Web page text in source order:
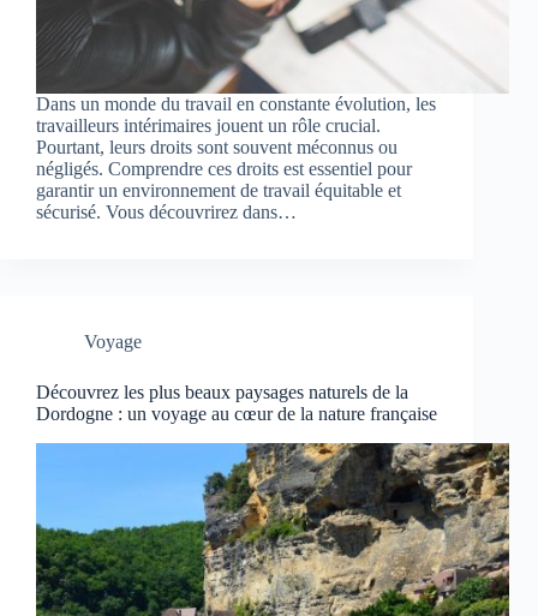
Dans un monde du travail en constante évolution, les
travailleurs intérimaires jouent un rôle crucial.
Pourtant, leurs droits sont souvent méconnus ou
négligés. Comprendre ces droits est essentiel pour
garantir un environnement de travail équitable et
sécurisé. Vous découvrirez dans…
Voyage
Découvrez les plus beaux paysages naturels de la
Dordogne : un voyage au cœur de la nature française